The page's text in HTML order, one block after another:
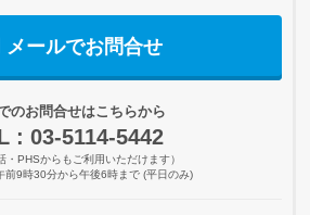
メールでお問合せ
のお問合せはこちらから
: 03-5114-5442
・PHSからもご利用いただけます）
前9時30分から午後6時まで (平日のみ)